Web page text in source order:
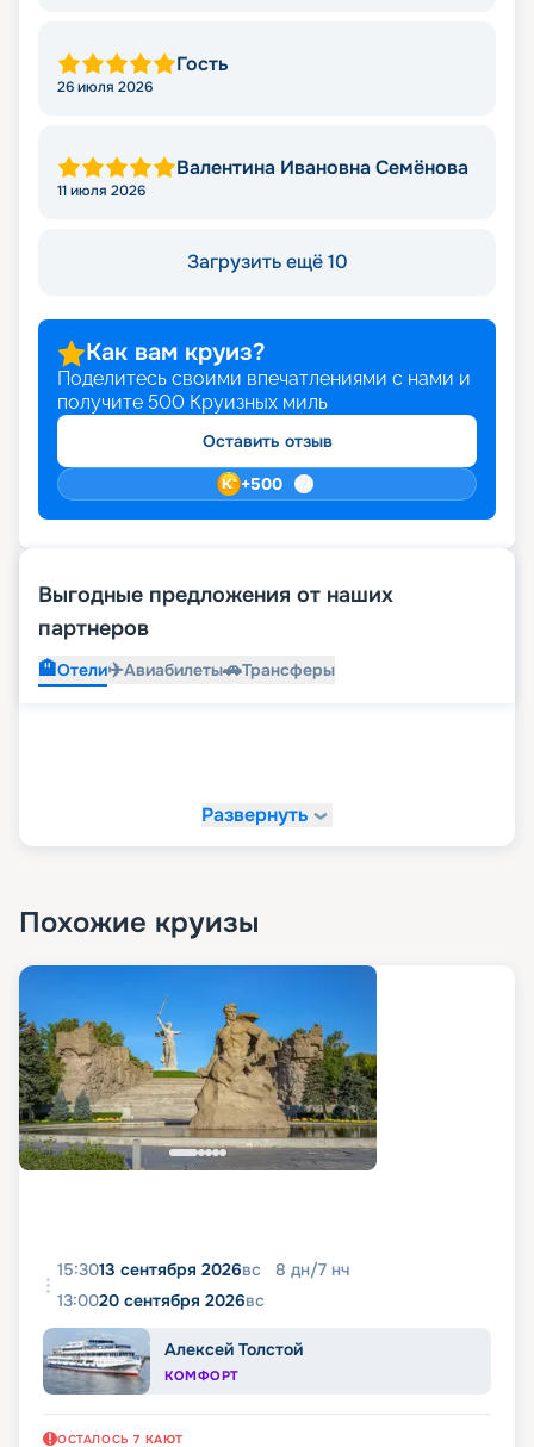
Гость
26 июля 2026
Валентина Ивановна Семёнова
11 июля 2026
Загрузить ещё 10
Как вам круиз?
Поделитесь своими впечатлениями с нами и
получите 500 Круизных миль
Оставить отзыв
+500
Выгодные предложения от наших
партнеров
🏨Отели✈️Авиабилеты🚗Трансферы
Развернуть
Похожие круизы
15:3013 сентября 2026вс 8 дн/7 нч
13:0020 сентября 2026вс
Алексей Толстой
КОМФОРТ
ОСТАЛОСЬ 7 КАЮТ